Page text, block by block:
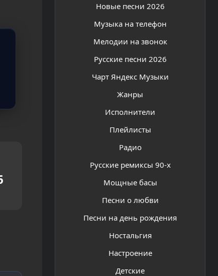
Новые песни 2026
Музыка на телефон
Мелодии на звонок
Русские песни 2026
Чарт Яндекс Музыки
Жанры
Исполнители
Плейлисты
Радио
Русские ремиксы 90-х
Мощные басы
Песни о любви
Песни на день рождения
Ностальгия
Настроение
Детские